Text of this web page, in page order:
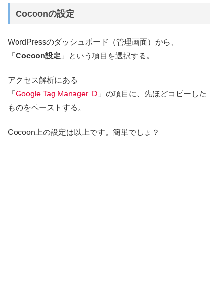
Cocoonの設定
WordPressのダッシュボード（管理画面）から、
「 Cocoon設定 」という項目を選択する。
アクセス解析にある
「 Google Tag Manager ID 」の項目に、先ほどコピーした
ものをペーストする。
Cocoon上の設定は以上です。簡単でしょ？